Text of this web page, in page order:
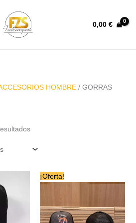
0,00€
HOMBRE/ GORRAS
por
los
¡Oferta!
producto
múltiples
variantes.